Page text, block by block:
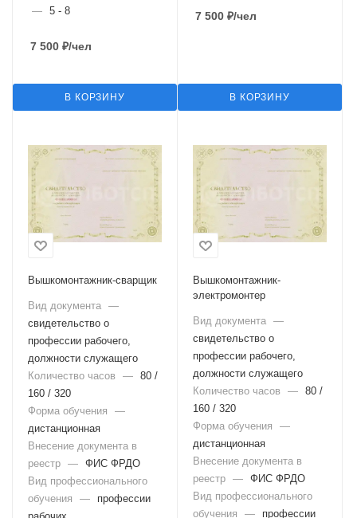
— 5 - 8
7 500 ₽/чел
В КОРЗИНУ
7 500 ₽/чел
В КОРЗИНУ
Вышкомонтажник-сварщик
Вид документа —
свидетельство о
профессии рабочего,
должности служащего
Количество часов
— 80 /
160 / 320
Форма обучения
—
дистанционная
Внесение документа в
реестр — ФИС ФРДО
Вид профессионального
обучения
—
профессии
Вышкомонтажник-
электромонтер
Вид документа —
свидетельство о
профессии рабочего,
должности служащего
Количество часов
— 80 /
160 / 320
Форма обучения
—
дистанционная
Внесение документа в
реестр — ФИС ФРДО
Вид профессионального
обучения
— профессии